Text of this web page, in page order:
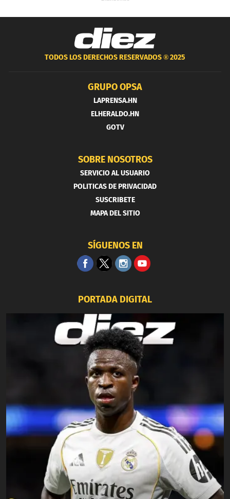
TODOS LOS DERECHOS RESERVADOS ®2025
GRUPO OPSA
LAPRENSA.HN
ELHERALDO.HN
GOTV
SOBRE NOSOTROS
SERVICIO AL USUARIO
POLITICAS DE PRIVACIDAD
SUSCRIBETE
MAPA DEL SITIO
SÍGUENOS EN
PORTADA DIGITAL